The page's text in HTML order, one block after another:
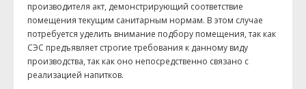
производителя акт, демонстрирующий соответствие
помещения текущим санитарным нормам. В этом случае
потребуется уделить внимание подбору помещения, так как
СЭС предъявляет строгие требования к данному виду
производства, так как оно непосредственно связано с
реализацией напитков.